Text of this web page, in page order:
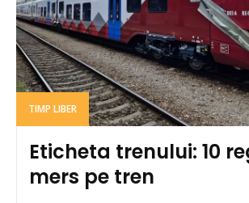
TIMP LIBER
Eticheta trenului: 10
mers pe tren